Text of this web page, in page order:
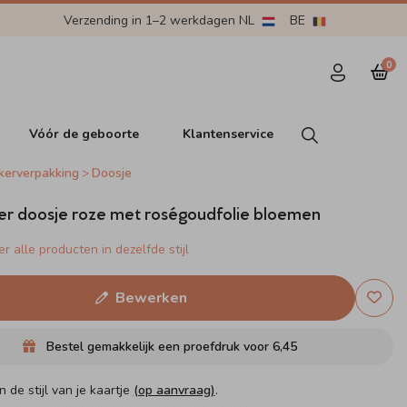
Verzending in 1–2 werkdagen NL BE
0
Vóór de geboorte Klantenservice
Doosje
doosje roze met roségoudfolie bloemen
alle producten in dezelfde stijl
Bewerken
Bestel gemakkelijk een proefdruk voor6,45
de stijl van je kaartje (op aanvraag).